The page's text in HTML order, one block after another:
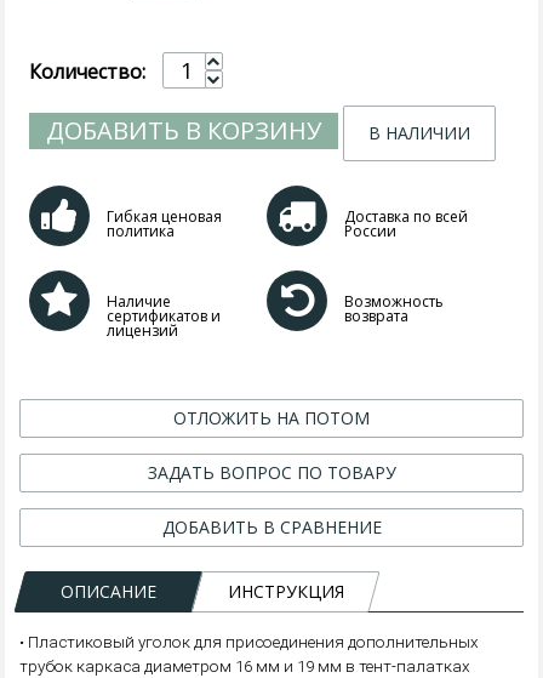
Количество:
ДОБАВИТЬ В КОРЗИНУ В НАЛИЧИИ
Гибкая ценовая
политика
Доставка по всей
России
Наличие
сертификатов и
лицензий
Возможность
возврата
ОТЛОЖИТЬ НА ПОТОМ
ЗАДАТЬ ВОПРОС ПО ТОВАРУ
ДОБАВИТЬ В СРАВНЕНИЕ
ОПИСАНИЕ ИНСТРУКЦИЯ
• Пластиковый уголок для присоединения дополнительных
трубок каркаса диаметром 16 мм и 19 мм в тент-палатках